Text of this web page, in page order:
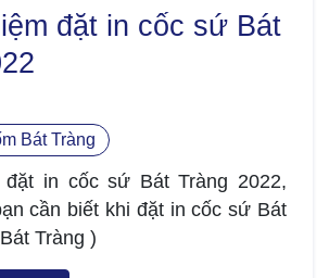
đặt in cốc sứ Bát
Bát Tràng
đặt in cốc sứ Bát Tràng 2022,
cần biết khi đặt in cốc sứ Bát
Tràng )